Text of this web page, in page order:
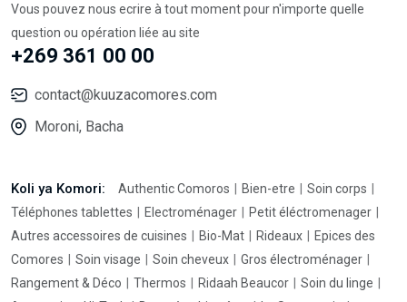
Vous pouvez nous ecrire à tout moment pour n'importe quelle
question ou opération liée au site
+269 361 00 00
contact@kuuzacomores.com
Moroni, Bacha
Koli ya Komori: Authentic Comoros Bien-etre
Soin corps
Téléphones tablettes
Electroménager
Petit éléctromenager
Autres accessoires de cuisines
Bio-Mat Rideaux
Epices des
Comores
Soin visage Soin cheveux
Gros électroménager
Rangement & Déco
Thermos Ridaah Beaucor
Soin du linge